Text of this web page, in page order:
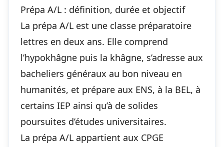
Prépa A/L : définition, durée et objectif
La prépa A/L est une classe préparatoire
lettres en deux ans. Elle comprend
l’hypokhâgne puis la khâgne, s’adresse aux
bacheliers généraux au bon niveau en
humanités, et prépare aux ENS, à la BEL, à
certains IEP ainsi qu’à de solides
poursuites d’études universitaires.
La prépa A/L appartient aux CPGE